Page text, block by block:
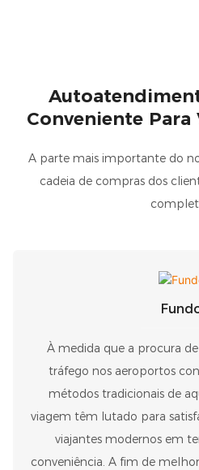
Conveniente Para
A parte mais importante do
cadeia de compras dos
À medida que a procura
tráfego nos aeroportos
métodos tradicionais de
viagem têm lutado para
viajantes modernos em
conveniência. A fim de